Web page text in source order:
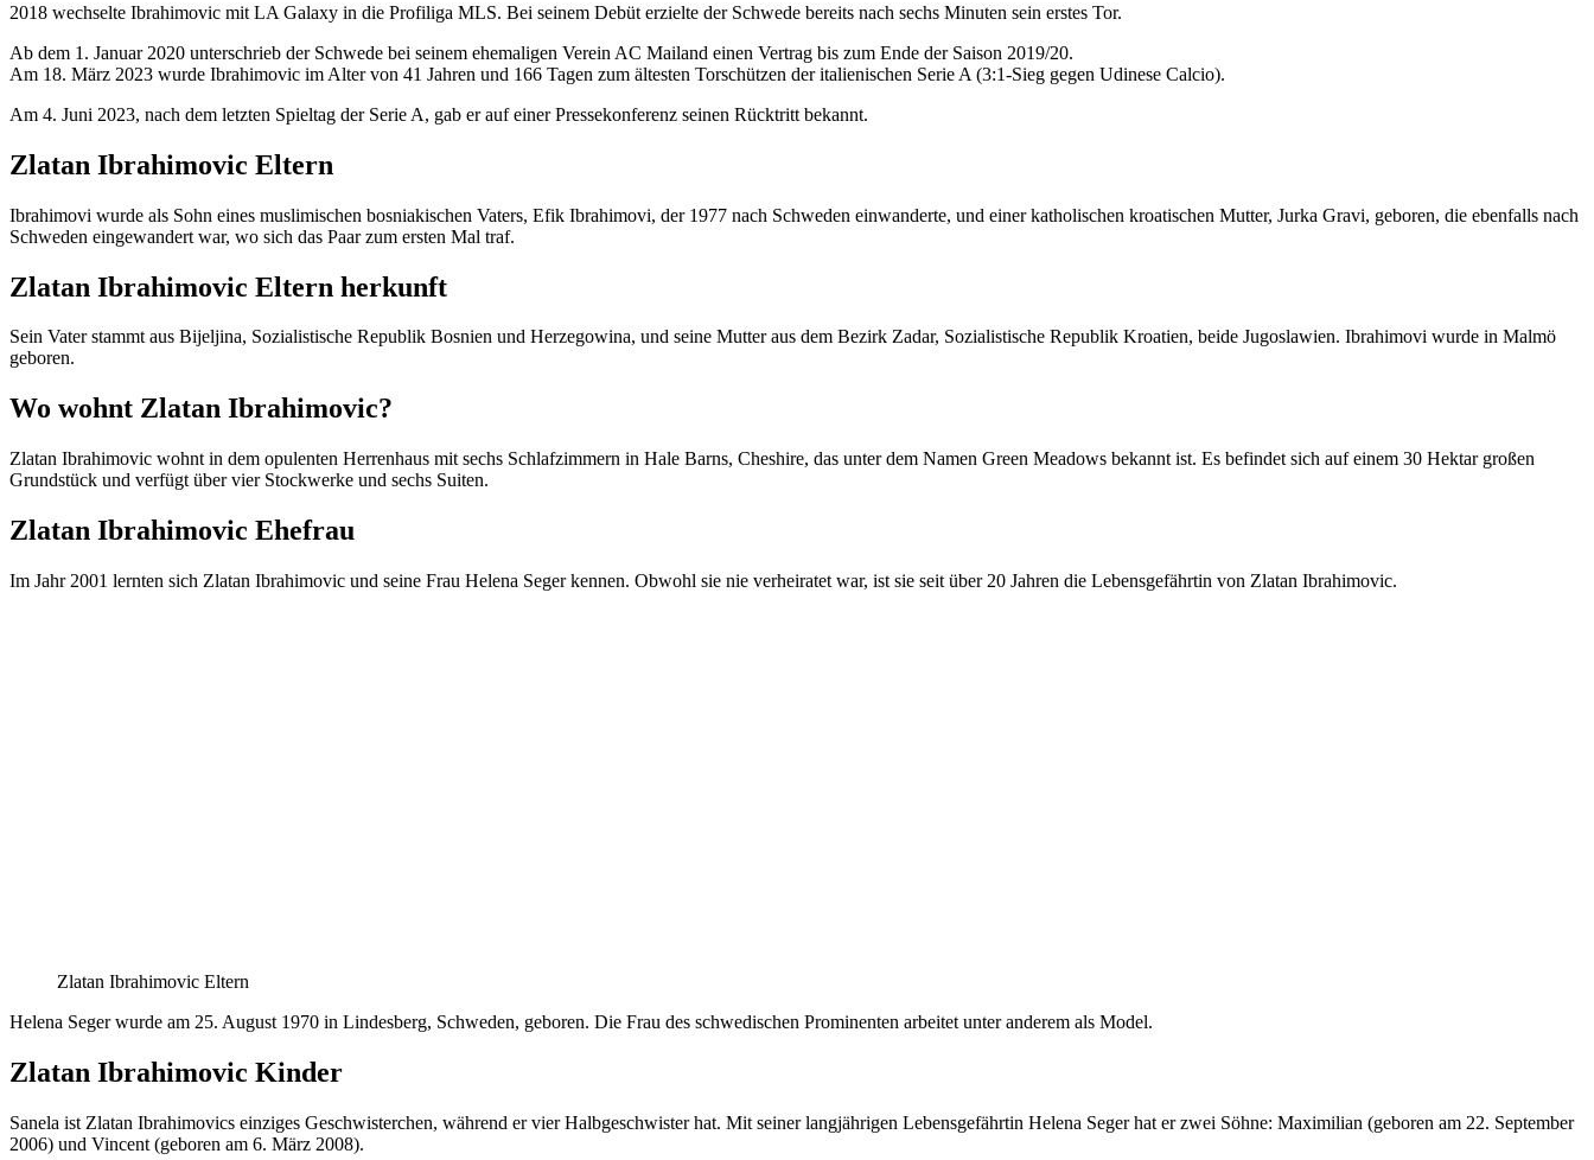
2018 wechselte Ibrahimovic mit LA Galaxy in die Profiliga MLS. Bei seinem Debüt erzielte der Schwede bereits nach sechs Minuten sein erstes Tor.
Ab dem 1. Januar 2020 unterschrieb der Schwede bei seinem ehemaligen Verein AC Mailand einen Vertrag bis zum Ende der Saison 2019/20.
Am 18. März 2023 wurde Ibrahimovic im Alter von 41 Jahren und 166 Tagen zum ältesten Torschützen der italienischen Serie A (3:1-Sieg gegen Udinese Calcio).
Am 4. Juni 2023, nach dem letzten Spieltag der Serie A, gab er auf einer Pressekonferenz seinen Rücktritt bekannt.
Zlatan Ibrahimovic Eltern
Ibrahimovi wurde als Sohn eines muslimischen bosniakischen Vaters, Efik Ibrahimovi, der 1977 nach Schweden einwanderte, und einer katholischen kroatischen Mutter, Jurka Gravi, geboren, die ebenfalls nach
Schweden eingewandert war, wo sich das Paar zum ersten Mal traf.
Zlatan Ibrahimovic Eltern herkunft
Sein Vater stammt aus Bijeljina, Sozialistische Republik Bosnien und Herzegowina, und seine Mutter aus dem Bezirk Zadar, Sozialistische Republik Kroatien, beide Jugoslawien. Ibrahimovi wurde in Malmö
geboren.
Wo wohnt Zlatan Ibrahimovic?
Zlatan Ibrahimovic wohnt in dem opulenten Herrenhaus mit sechs Schlafzimmern in Hale Barns, Cheshire, das unter dem Namen Green Meadows bekannt ist. Es befindet sich auf einem 30 Hektar großen
Grundstück und verfügt über vier Stockwerke und sechs Suiten.
Zlatan Ibrahimovic Ehefrau
Im Jahr 2001 lernten sich Zlatan Ibrahimovic und seine Frau Helena Seger kennen. Obwohl sie nie verheiratet war, ist sie seit über 20 Jahren die Lebensgefährtin von Zlatan Ibrahimovic.
Zlatan Ibrahimovic Eltern
Helena Seger wurde am 25. August 1970 in Lindesberg, Schweden, geboren. Die Frau des schwedischen Prominenten arbeitet unter anderem als Model.
Zlatan Ibrahimovic Kinder
Sanela ist Zlatan Ibrahimovics einziges Geschwisterchen, während er vier Halbgeschwister hat. Mit seiner langjährigen Lebensgefährtin Helena Seger hat er zwei Söhne: Maximilian (geboren am 22. September
2006) und Vincent (geboren am 6. März 2008).